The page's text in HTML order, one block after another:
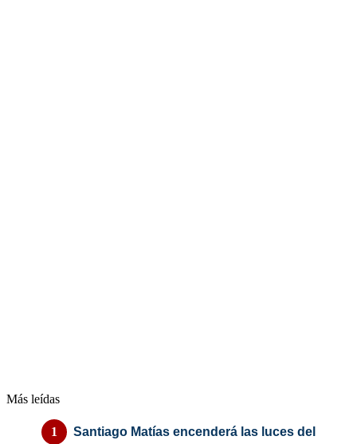
Más leídas
Santiago Matías encenderá las luces del